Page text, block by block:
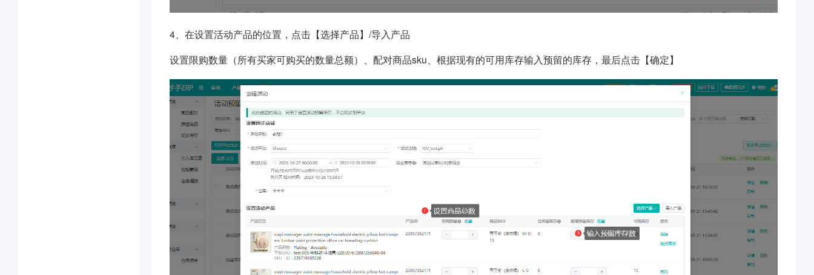
4、 在设置活动产品的位置，点击【选择产品】/导入产品
设置限购数量（所有买家可购买的数量总额）、配对商品sku、根据现有的可用库存输入预留的库存，最后点击【确定】